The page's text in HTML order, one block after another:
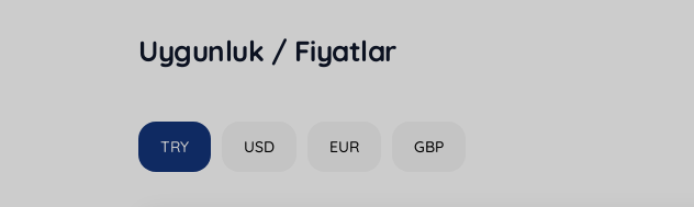
Uygunluk / Fiyatlar
TRY USD EUR GBP